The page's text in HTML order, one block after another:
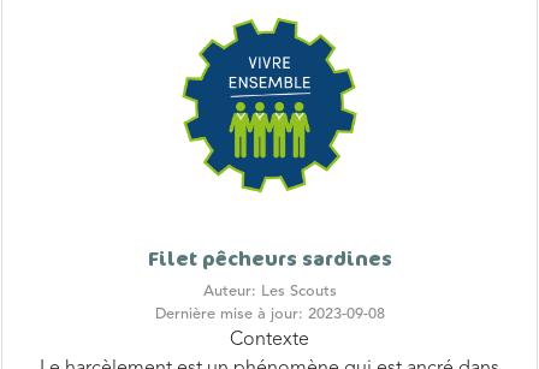
Auteur: Les Scouts
Dernière mise à jour: 2023-09-08
Contexte
Le harcèlement est un phénomène qui est ancré dans
notre société. Pourra-t-on l’éradiquer un jour ? Qui sait…